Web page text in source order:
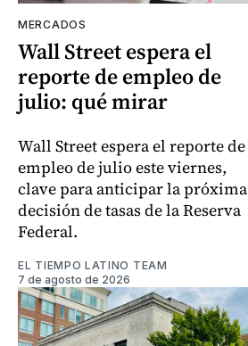
MERCADOS
Wall Street espera el
reporte de empleo de
julio: qué mirar
Wall Street espera el reporte de
empleo de julio este viernes,
clave para anticipar la próxima
decisión de tasas de la Reserva
Federal.
EL TIEMPO LATINO TEAM
7 de agosto de 2026